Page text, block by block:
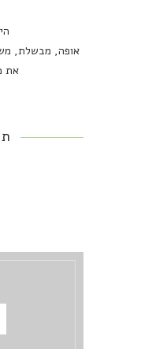
אופה, מבשלת,
את